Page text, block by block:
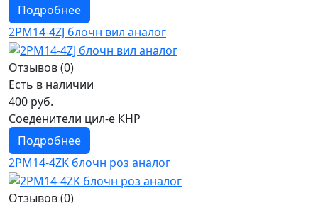
Подробнее
2РМ14-4ZJ блочн вил аналог
Отзывов (0)
Есть в наличии
400 руб.
Соеденители цил-е КНР
Подробнее
2РМ14-4ZK блочн роз аналог
Отзывов (0)